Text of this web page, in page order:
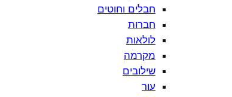
חבלים וחוטים
חברות
לולאות
מקרמה
שילובים
עור